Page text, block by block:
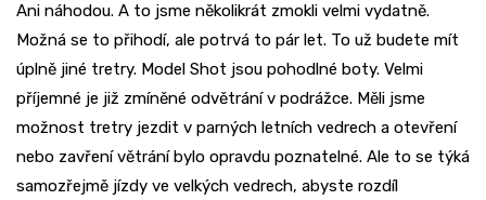
Ani náhodou. A to jsme několikrát zmokli velmi vydatně.
Možná se to přihodí, ale potrvá to pár let. To už budete mít
úplně jiné tretry. Model Shot jsou pohodlné boty. Velmi
příjemné je již zmíněné odvětrání v podrážce. Měli jsme
možnost tretry jezdit v parných letních vedrech a otevření
nebo zavření větrání bylo opravdu poznatelné. Ale to se týká
samozřejmě jízdy ve velkých vedrech, abyste rozdíl